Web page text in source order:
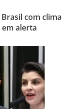
com clima
alerta